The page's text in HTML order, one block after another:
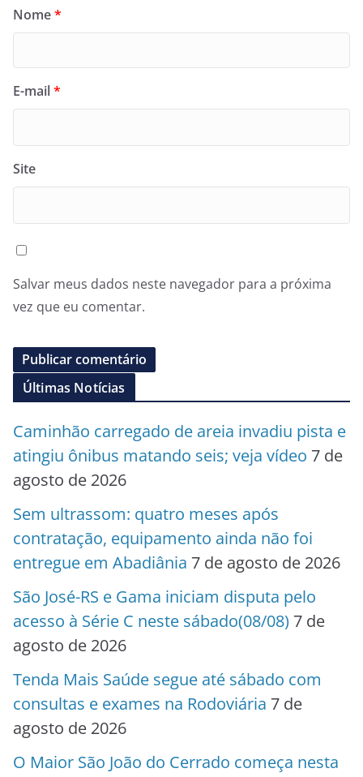
Nome*
E-mail*
Site
Salvar meus dados neste navegador para a próxima
vez que eu comentar.
Últimas Notícias
Caminhão carregado de areia invadiu pista e
atingiu ônibus matando seis; veja vídeo 7 de
agosto de 2026
Sem ultrassom: quatro meses após
contratação, equipamento ainda não foi
entregue em Abadiânia 7 de agosto de 2026
São José-RS e Gama iniciam disputa pelo
acesso à Série C neste sábado(08/08) 7 de
agosto de 2026
Tenda Mais Saúde segue até sábado com
consultas e exames na Rodoviária 7 de
agosto de 2026
O Maior São João do Cerrado começa nesta